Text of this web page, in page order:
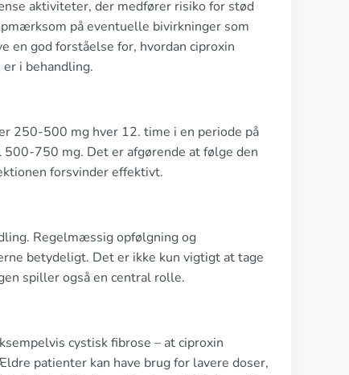
aktiviteter, der medfører risiko for stød
på eventuelle bivirkninger som
en god forståelse for, hvordan ciproxin
i behandling.
250-500 mg hver 12. time i en periode på
750 mg. Det er afgørende at følge den
forsvinder effektivt.
Regelmæssig opfølgning og
betydeligt. Det er ikke kun vigtigt at tage
spiller også en central rolle.
cystisk fibrose – at ciproxin
patienter kan have brug for lavere doser,